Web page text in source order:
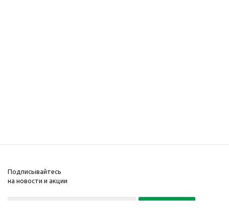
Подписывайтесь
на новости и акции